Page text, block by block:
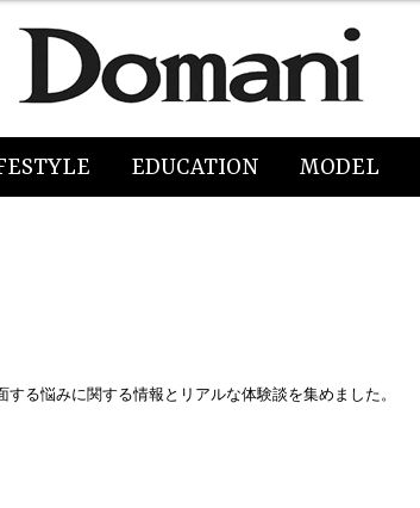
EDUCATION MODEL
る悩みに関する情報とリアルな体験談を集めました。